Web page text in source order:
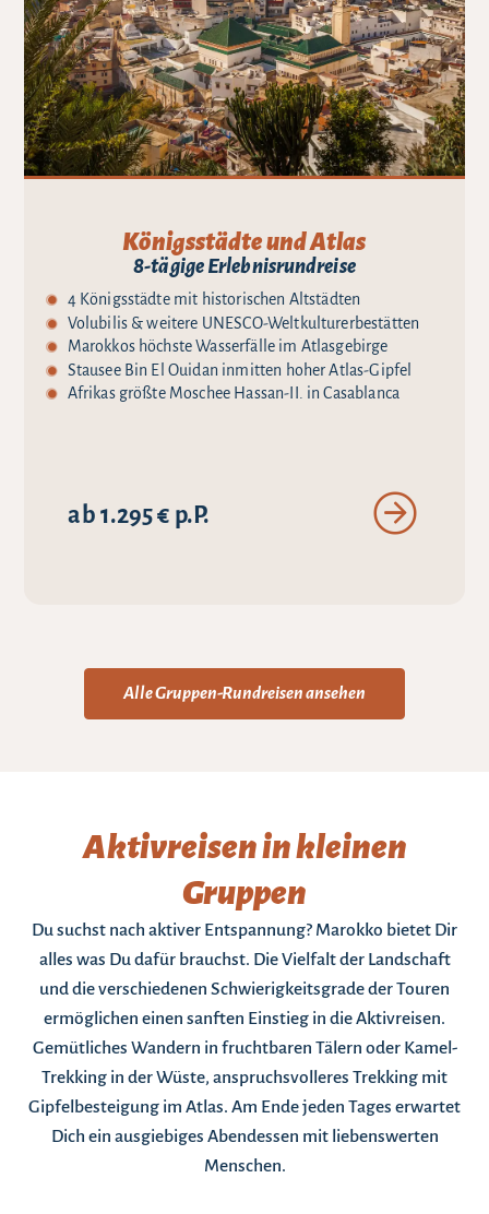
Königsstädte und Atlas
8-tägige Erlebnisrundreise
4 Königsstädte mit historischen Altstädten
Volubilis & weitere UNESCO-Weltkulturerbestätten
Marokkos höchste Wasserfälle im Atlasgebirge
Stausee Bin El Ouidan inmitten hoher Atlas-Gipfel
Afrikas größte Moschee Hassan-II. in Casablanca
ab 1.295 € p.P.
Alle Gruppen-Rundreisen ansehen
Aktivreisen in kleinen
Gruppen
Du suchst nach aktiver Entspannung? Marokko bietet Dir
alles was Du dafür brauchst. Die Vielfalt der Landschaft
und die verschiedenen Schwierigkeitsgrade der Touren
ermöglichen einen sanften Einstieg in die Aktivreisen.
Gemütliches Wandern in fruchtbaren Tälern oder Kamel-
Trekking in der Wüste, anspruchsvolleres Trekking mit
Gipfelbesteigung im Atlas. Am Ende jeden Tages erwartet
Dich ein ausgiebiges Abendessen mit liebenswerten
Menschen.